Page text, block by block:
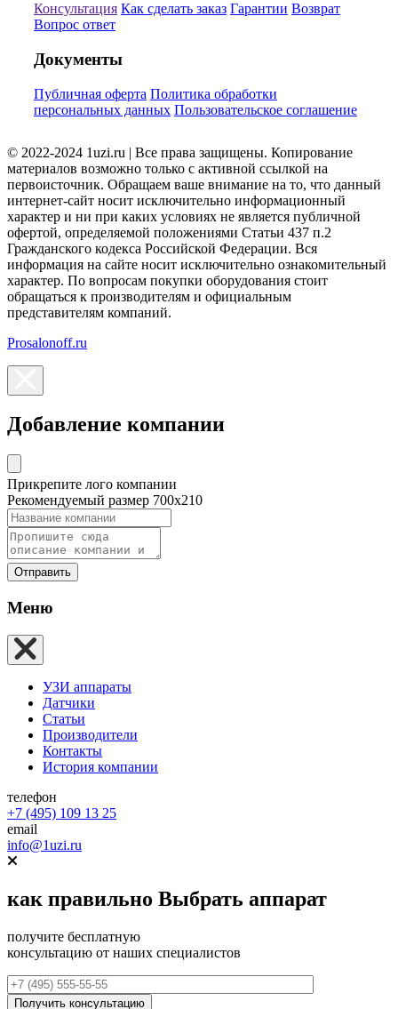
Консультация Как сделать заказ Гарантии Возврат
Вопрос ответ
Документы
Публичная оферта Политика обработки
персональных данных Пользовательское соглашение
© 2022-2024 1uzi.ru | Все права защищены. Копирование
материалов возможно только с активной ссылкой на
первоисточник. Обращаем ваше внимание на то, что данный
интернет-сайт носит исключительно информационный
характер и ни при каких условиях не является публичной
офертой, определяемой положениями Статьи 437 п.2
Гражданского кодекса Российской Федерации. Вся
информация на сайте носит исключительно ознакомительный
характер. По вопросам покупки оборудования стоит
обращаться к производителям и официальным
представителям компаний.
Prosalonoff.ru
Добавление компании
Прикрепите лого компании
Рекомендуемый размер 700х210
Отправить
Меню
УЗИ аппараты
Датчики
Статьи
Производители
Контакты
История компании
телефон
+7 (495) 109 13 25
email
info@1uzi.ru
как правильно Выбрать аппарат
получите бесплатную
консультацию от наших специалистов